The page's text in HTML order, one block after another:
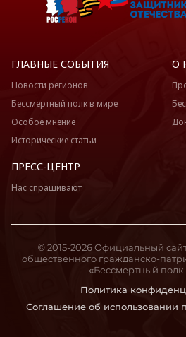
ГЛАВНЫЕ СОБЫТИЯ
Новости регионов
Бессмертный полк в мире
Особое мнение
Исторические статьи
О
ПРЕСС-ЦЕНТР
Нас спрашивают
Политика
Соглашение об использовании
© 2015-2026 Официальный
общественного гражданско-
«Бессмертный полк